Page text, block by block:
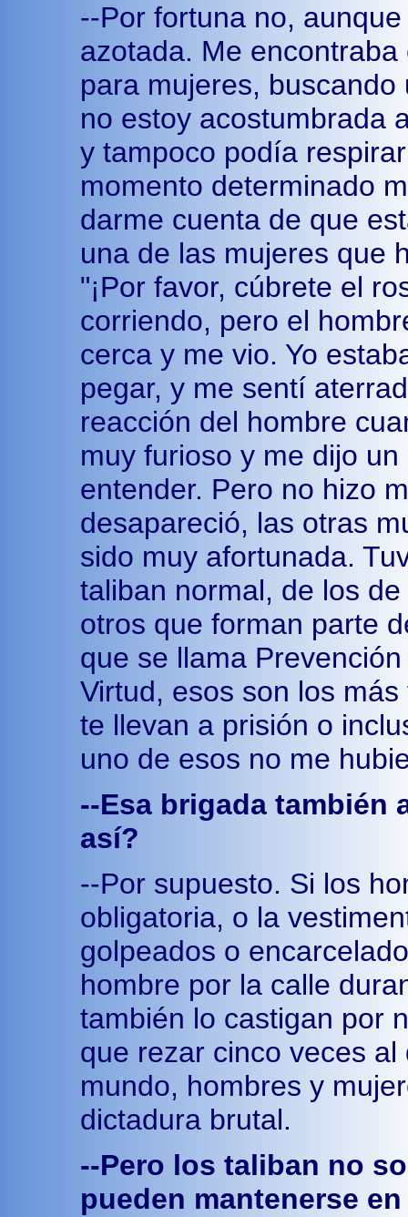
--Por fortuna no,
azotada. Me
para mujeres,
no estoy acostumbrada
y tampoco podía
momento determinado
darme cuenta de que
una de las mujeres que
"¡Por favor, cúbrete el
corriendo, pero el
cerca y me vio. Yo
pegar, y me sentí
reacción del hombre
muy furioso y me dijo
entender. Pero no hizo
desapareció, las otras
sido muy afortunada.
taliban normal, de los
otros que forman parte
que se llama
Virtud, esos son los
te llevan a prisión o
uno de esos no me
--Esa brigada también
así?
--Por supuesto. Si los
obligatoria, o la
golpeados o
hombre por la calle
también lo castigan por
que rezar cinco veces
mundo, hombres y
dictadura brutal.
--Pero los taliban no
pueden mantenerse